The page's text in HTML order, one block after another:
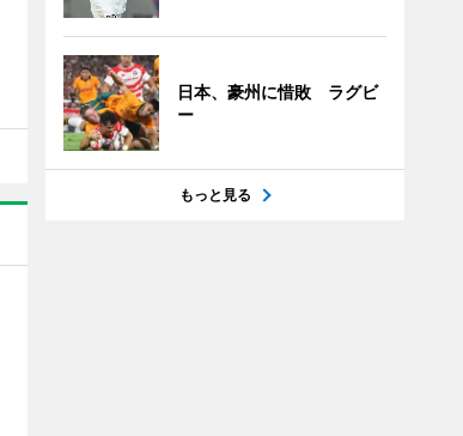
日本、豪州に惜敗 ラグビ
ー
もっと見る